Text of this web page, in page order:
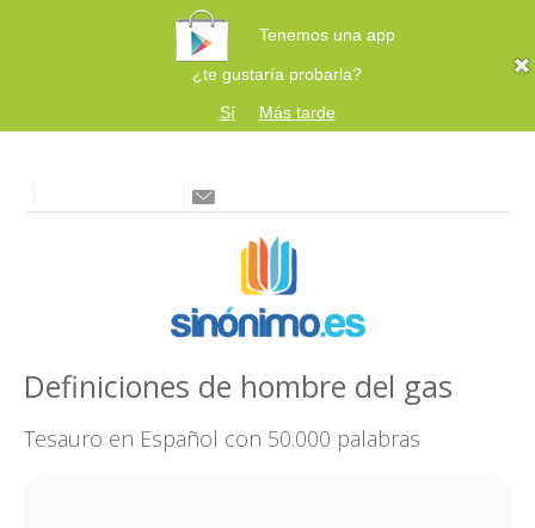
Tenemos una app
¿te gustaría probarla?
Sí
Más tarde
Definiciones de hombre del gas
Tesauro en Español con 50.000 palabras